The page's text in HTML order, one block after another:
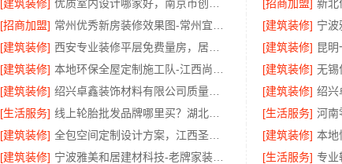
[建筑装修] [招商加盟]
[招商加盟]
[建筑装修]
[建筑装修]
[建筑装修]
[建筑装修]
[建筑装修]
[建筑装修]
[建筑装修]
[生活服务]
[生活服务]
[建筑装修]
[建筑装修]
[建筑装修]
[生活服务]